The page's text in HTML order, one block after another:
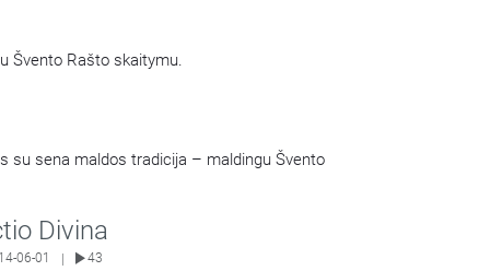
Švento Rašto skaitymu.
su sena maldos tradicija – maldingu Švento
Divina
06-01 | 43